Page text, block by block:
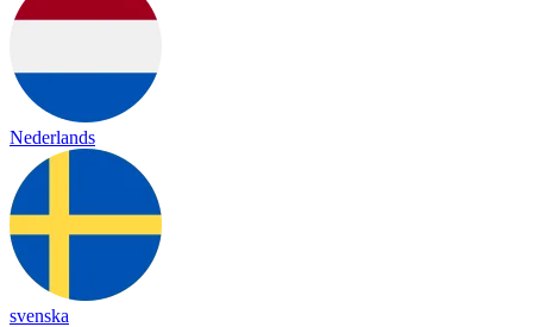
Nederlands
svenska